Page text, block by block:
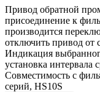
Привод обратной
присоединение к
производится
отключить привод от
Индикация
установка интервала
Совместимость с
серий, HS10S